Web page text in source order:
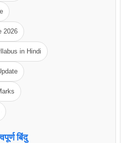
2026
in Hindi
बिंदु